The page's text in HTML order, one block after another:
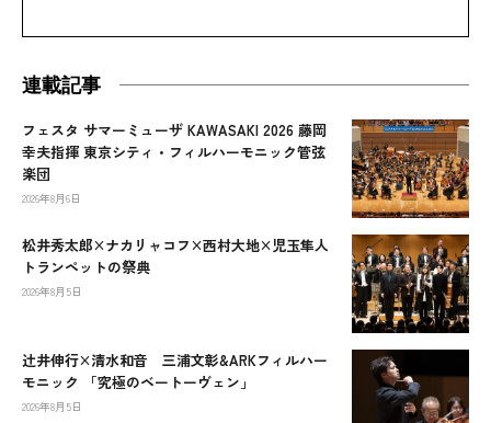
連載記事
フェスタ サマーミューザ KAWASAKI 2026 藤岡
幸夫指揮 東京シティ・フィルハーモニック管弦
楽団
2026年8月6日
松井秀太郎×ナカリャコフ×西村大地×児玉隼人
トランペットの祭典
2026年8月5日
辻󠄀井伸行×清水和音 三浦文彰&ARKフィルハー
モニック 「究極のベートーヴェン」
2026年8月5日